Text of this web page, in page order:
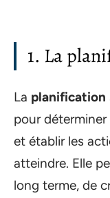
1. La
La planification
pour
et établir les
atteindre. Elle
long terme, de